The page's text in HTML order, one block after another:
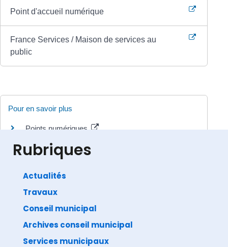
Point d'accueil numérique
France Services / Maison de services au
public
Pour en savoir plus
Points numériques
Direction de l'information légale et administrative
Rubriques
Actualités
Travaux
Conseil municipal
Archives conseil municipal
Services municipaux